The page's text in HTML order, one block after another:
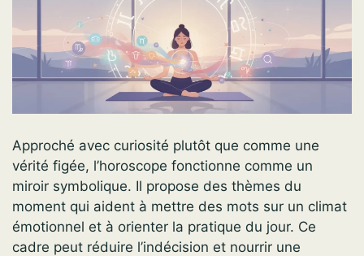
Approché avec curiosité plutôt que comme une
vérité figée, l’horoscope fonctionne comme un
miroir symbolique. Il propose des thèmes du
moment qui aident à mettre des mots sur un climat
émotionnel et à orienter la pratique du jour. Ce
cadre peut réduire l’indécision et nourrir une